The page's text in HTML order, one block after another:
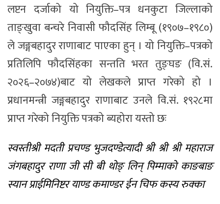
लप्टन दर्जाको यो नियुक्ति–पत्र धनकुटा जिल्लाको
ताङ्खुवा बन्चरे निवासी फौदसिंह लिम्बू (१९०७–१९८०)
ले जङ्गबहादुर राणाबाट पाएका हुन् । यो नियुक्ति–पत्रको
प्रतिलिपि फौदसिंहका सन्तति भरत तुङ्घङ (वि.सं.
२०२६–२०७४)बाट यो लेखकले प्राप्त गरेको हो ।
प्रधानमन्त्री जङ्गबहादुर राणाबाट उनले वि.सं. १९२८मा
प्राप्त गरेको नियुक्ति पत्रको ब्यहोरा यस्तो छः
स्वस्तीश्री मदती प्रचण्ड भुजदण्डेत्यादी श्री श्री श्री महाराज
जंगबहादुर राणा जी सी बी थोङ् लिन् पिम्माको काङबाङ
स्यान प्राईमिनिष्टर याण्ड कमाण्डर ईन चिफ कस्य रुक्का